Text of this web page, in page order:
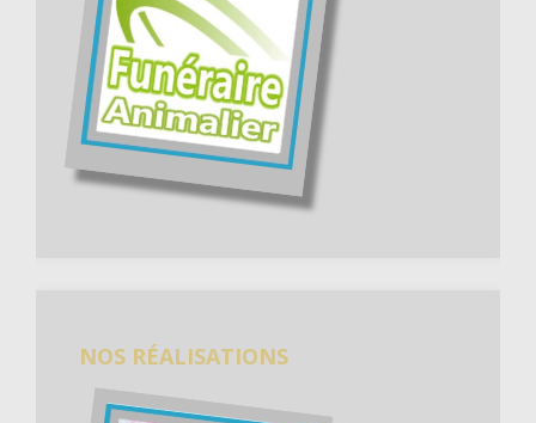
NOS RÉALISATIONS